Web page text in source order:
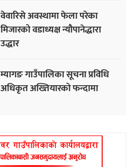
वेवारिसे अवस्थामा फेला परेका
मिजारको वडाध्यक्ष न्यौपानेद्धारा
उद्धार
म्यागङ गाउँपालिका सूचना प्रविधि
अधिकृत अख्तियारको फन्दामा